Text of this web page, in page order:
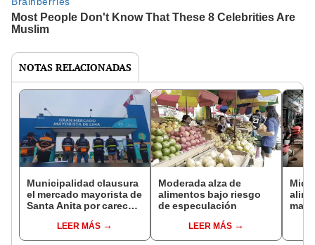
NOTAS RELACIONADAS
Municipalidad clausura
el mercado mayorista de
Santa Anita por carecer
seguridadLEER MÁS
Moderada alza de
alimentos bajo riesgo
de especulación
LEER MÁS